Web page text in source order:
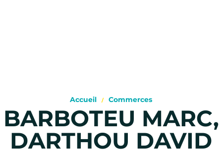
Accueil Commerces
BARBOTEU MARC,
DARTHOU DAVID